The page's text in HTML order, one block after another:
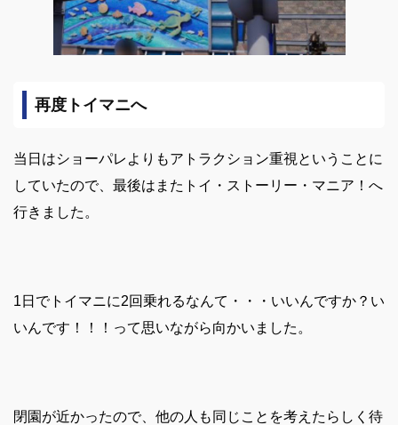
再度トイマニへ
当日はショーパレよりもアトラクション重視ということに
していたので、 最後はまたトイ・ストーリー・マニア！へ
行きました。
1日でトイマニに2回乗れるなんて・・・いいんですか？い
いんです！！！って思いながら向かいました。
閉園が近かったので、他の人も同じことを考えたらしく 待